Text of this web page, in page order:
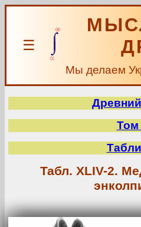
☰
Мы делаем
Том
Табл. XLIV-2.